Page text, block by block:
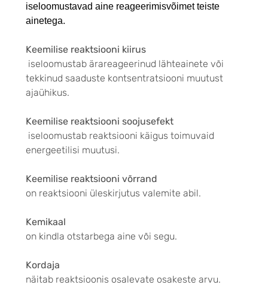
iseloomustavad aine reageerimisvõimet teiste
ainetega.
Keemilise reaktsiooni kiirus
iseloomustab ärareageerinud lähteainete või
tekkinud saaduste kontsentratsiooni muutust
ajaühikus.
Keemilise reaktsiooni soojusefekt
iseloomustab reaktsiooni käigus toimuvaid
energeetilisi muutusi.
Keemilise reaktsiooni võrrand
on reaktsiooni üleskirjutus valemite abil.
Kemikaal
on kindla otstarbega aine või segu.
Kordaja
näitab reaktsioonis osalevate osakeste arvu.